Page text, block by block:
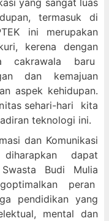
yang sangat luas
termasuk di
ini merupakan
kerena dengan
cakrawala baru
dan kemajuan
aspek kehidupan.
sehari-hari kita
teknologi ini.
dan Komunikasi
dapat
Budi Mulia
peran
pendidikan yang
mental dan